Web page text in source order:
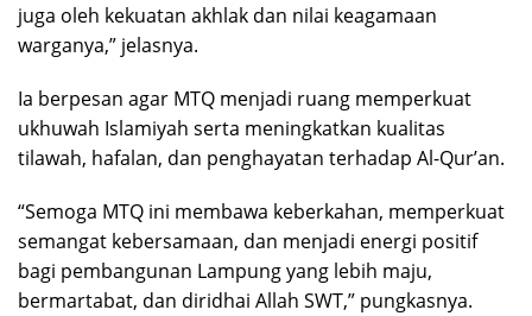
juga oleh kekuatan akhlak dan nilai keagamaan
warganya,” jelasnya.
Ia berpesan agar MTQ menjadi ruang memperkuat
ukhuwah Islamiyah serta meningkatkan kualitas
tilawah, hafalan, dan penghayatan terhadap Al-Qur’an.
“Semoga MTQ ini membawa keberkahan, memperkuat
semangat kebersamaan, dan menjadi energi positif
bagi pembangunan Lampung yang lebih maju,
bermartabat, dan diridhai Allah SWT,” pungkasnya.